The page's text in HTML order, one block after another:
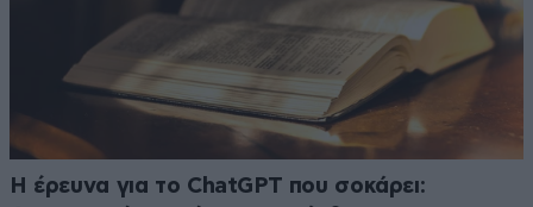
H έρευνα για το ChatGPT που σοκάρει: